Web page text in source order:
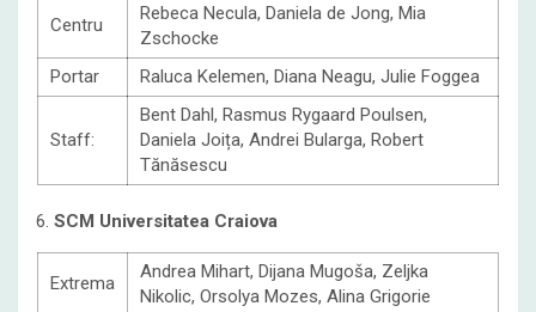
Centru
Rebeca Necula, Daniela de Jong, Mia
Zschocke
Portar
Raluca Kelemen, Diana Neagu, Julie Foggea
Staff:
Bent Dahl, Rasmus Rygaard Poulsen,
Daniela Joița, Andrei Bularga, Robert
Tănăsescu
6. SCM Universitatea Craiova
Extrema
Andrea Mihart, Dijana Mugoša, Zeljka
Nikolic, Orsolya Mozes, Alina Grigorie